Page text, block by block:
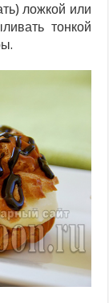
ложкой или
тонкой